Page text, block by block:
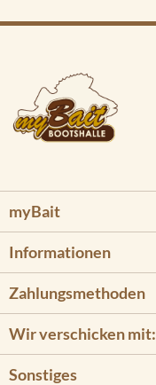
myBait
Informationen
Zahlungsmethoden
Wir verschicken mit:
Sonstiges